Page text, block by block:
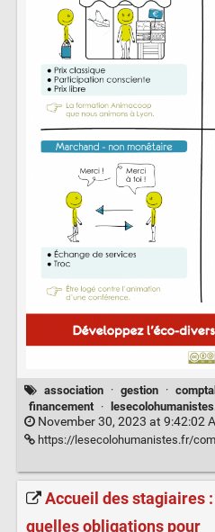
association · gestion ·
financement
·
November 30, 2023 at 9:42:02
https://lesecolohumanistes.fr/
Accueil des stagiaires :
quelles obligations pour